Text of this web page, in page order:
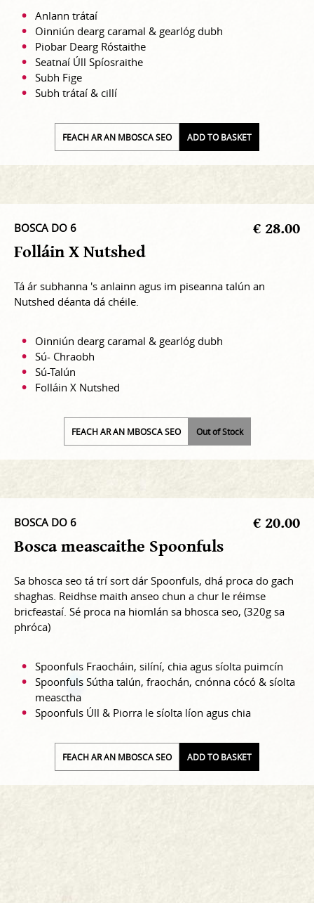
Anlann trátaí
Oinniún dearg caramal & gearlóg dubh
Piobar Dearg Róstaithe
Seatnaí Úll Spíosraithe
Subh Fige
Subh trátaí & cillí
FEACH AR AN MBOSCA SEO ADD TO BASKET
BOSCA DO 6 € 28.00
Folláin X Nutshed
Tá ár subhanna 's anlainn agus im piseanna talún an
Nutshed déanta dá chéile.
Oinniún dearg caramal & gearlóg dubh
Sú- Chraobh
Sú-Talún
Folláin X Nutshed
FEACH AR AN MBOSCA SEO Out of Stock
BOSCA DO 6 € 20.00
Bosca meascaithe Spoonfuls
Sa bhosca seo tá trí sort dár Spoonfuls, dhá proca do gach
shaghas. Reidhse maith anseo chun a chur le réimse
bricfeastaí. Sé proca na hiomlán sa bhosca seo, (320g sa
phróca)
Spoonfuls Fraocháin, silíní, chia agus síolta puimcín
Spoonfuls Sútha talún, fraochán, cnónna cócó & síolta
measctha
Spoonfuls Úll & Piorra le síolta líon agus chia
FEACH AR AN MBOSCA SEO ADD TO BASKET